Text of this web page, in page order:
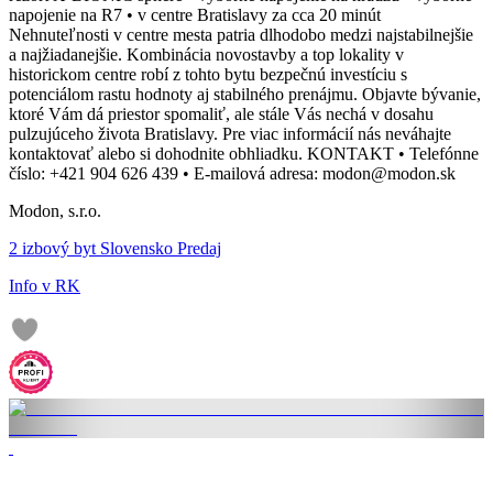
napojenie na R7 • v centre Bratislavy za cca 20 minút
Nehnuteľnosti v centre mesta patria dlhodobo medzi najstabilnejšie
a najžiadanejšie. Kombinácia novostavby a top lokality v
historickom centre robí z tohto bytu bezpečnú investíciu s
potenciálom rastu hodnoty aj stabilného prenájmu. Objavte bývanie,
ktoré Vám dá priestor spomaliť, ale stále Vás nechá v dosahu
pulzujúceho života Bratislavy. Pre viac informácií nás neváhajte
kontaktovať alebo si dohodnite obhliadku. KONTAKT • Telefónne
číslo: +421 904 626 439 • E-mailová adresa: modon@modon.sk
Modon, s.r.o.
2 izbový byt Slovensko Predaj
Info v RK